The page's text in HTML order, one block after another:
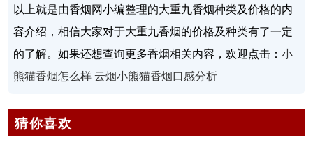
以上就是由香烟网小编整理的大重九香烟种类及价格的内
容介绍，相信大家对于大重九香烟的价格及种类有了一定
的了解。如果还想查询更多香烟相关内容，欢迎点击：小
熊猫香烟怎么样 云烟小熊猫香烟口感分析
猜你喜欢